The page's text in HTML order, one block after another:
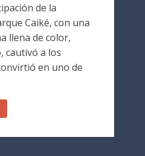
de la
Caiké, con una
llena de color,
cautivó a los
en uno de